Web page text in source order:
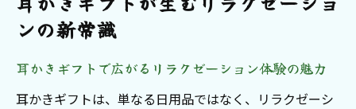
ンの新常識
耳かきギフトで広がるリラクゼーション体験の魅力
耳かきギフトは、単なる日用品ではなく、リラクゼーシ